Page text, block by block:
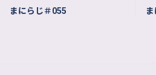
まにらじ＃055